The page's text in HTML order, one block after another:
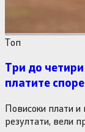
Tоп
Три до
платите
Повисоки плати
резултати, вели